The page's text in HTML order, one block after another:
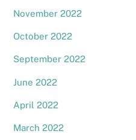
November 2022
October 2022
September 2022
June 2022
April 2022
March 2022